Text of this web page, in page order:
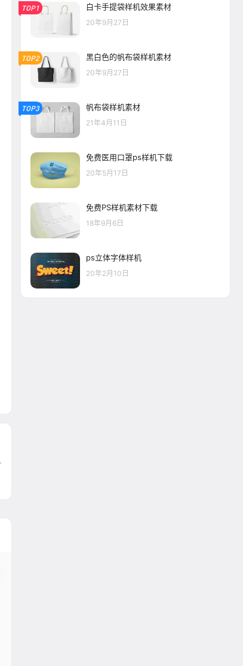
TOP1 白卡手提袋样机效果素材
20年9月27日
TOP2 黑白色的帆布袋样机素材
20年9月27日
TOP3 帆布袋样机素材
21年4月11日
免费医用口罩ps样机下载
20年5月17日
免费PS样机素材下载
18年9月6日
ps立体字体样机
20年2月10日